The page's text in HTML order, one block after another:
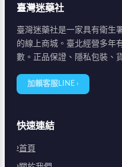
臺灣迷藥社
臺灣迷藥社是一家具有衛生
的線上商城。臺北經營多年
數。正品保證、隱私包裝、
加賴客服LINE ›
快速連結
首頁